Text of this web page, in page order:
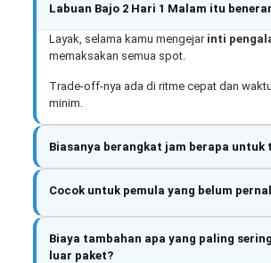
Labuan Bajo 2 Hari 1 Malam itu
Layak, selama kamu mengejar inti
memaksakan semua spot.
Trade-off-nya ada di ritme cepat dan
minim.
Biasanya berangkat jam berapa untuk
Cocok untuk pemula yang belum
Biaya tambahan apa yang paling
luar paket?